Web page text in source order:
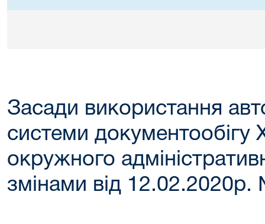
Засади використання
системи документообігу
окружного
змінами від